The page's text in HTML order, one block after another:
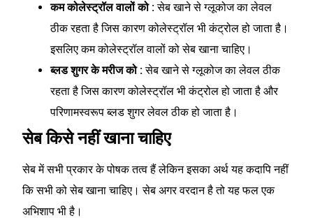
कम कोलेस्ट्रॉल वालों को :सेब खाने से ग्लूकोज का लेवल
ठीक रहता है जिस कारण कोलेस्ट्रॉल भी कंट्रोल हो जाता है।
इसलिए कम कोलेस्ट्रॉल वालों को सेब खाना चाहिए।
ब्लड शुगर के मरीज को :सेब खाने से ग्लूकोज का लेवल ठीक
रहता है जिस कारण कोलेस्ट्रॉल भी कंट्रोल हो जाता है और
परिणामस्वरूप ब्लड शुगर लेवल ठीक हो जाता है।
सेब किसे नहीं खाना चाहिए
सेब में सभी प्रकार के पोषक तत्व हैं लेकिन इसका अर्थ यह कदापि नहीं
कि सभी को सेब खाना चाहिए। सेब अगर वरदान है तो यह फल एक
अभिशाप भी है।